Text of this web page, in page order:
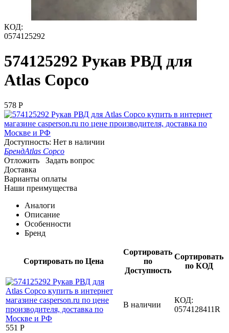
КОД:
0574125292
574125292 Рукав РВД для
Atlas Copco
‍578‍ Р
Доступность: Нет в наличии
БрендAtlas Copco
Отложить
Задать вопрос
Доставка
Варианты оплаты
Наши преимущества
Аналоги
Описание
Особенности
Бренд
Сортировать по Цена
Сортировать
по
Доступность
Сортировать
по КОД
‍551‍ Р
В наличии
КОД:
0574128411R